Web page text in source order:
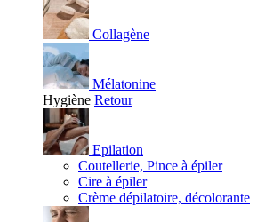
Collagène
Mélatonine
Hygiène Retour
Epilation
Coutellerie, Pince à épiler
Cire à épiler
Crème dépilatoire, décolorante